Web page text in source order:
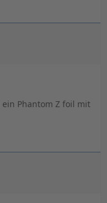
Phantom Z foil mit